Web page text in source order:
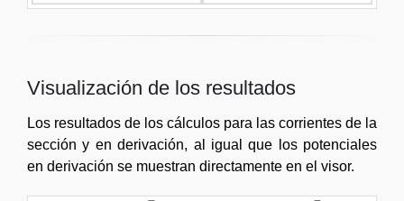
Visualización de los resultados
Los resultados de los cálculos para las corrientes de la
sección y en derivación, al igual que los potenciales
en derivación se muestran directamente en el visor.